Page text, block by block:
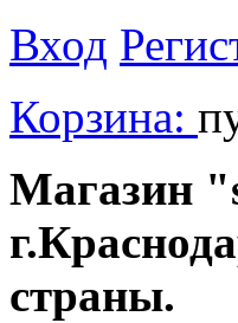
Вход
Корзина:
Магазин
страны.